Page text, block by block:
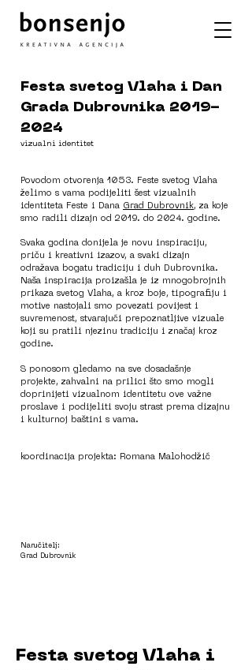
Festa svetog Vlaha i Dan
Grada Dubrovnika 2019-
2024
vizualni identitet
Povodom otvorenja 1053. Feste svetog Vlaha
želimo s vama podijeliti šest vizualnih
identiteta Feste i Dana Grad Dubrovnik, za koje
smo radili dizajn od 2019. do 2024. godine.
Svaka godina donijela je novu inspiraciju,
priču i kreativni izazov, a svaki dizajn
odražava bogatu tradiciju i duh Dubrovnika.
Naša inspiracija proizašla je iz mnogobrojnih
prikaza svetog Vlaha, a kroz boje, tipografiju i
motive nastojali smo povezati povijest i
suvremenost, stvarajući prepoznatljive vizuale
koji su pratili njezinu tradiciju i značaj kroz
godine.
S ponosom gledamo na sve dosadašnje
projekte, zahvalni na prilici što smo mogli
doprinijeti vizualnom identitetu ove važne
proslave i podijeliti svoju strast prema dizajnu
i kulturnoj baštini s vama.
koordinacija projekta: Romana Malohodžić
Naručitelj:
Grad Dubrovnik
Festa svetog Vlaha i